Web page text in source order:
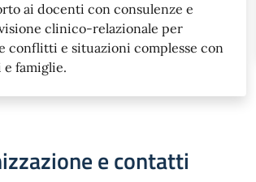
ai docenti con consulenze e
clinico-relazionale per
conflitti e situazioni complesse con
e famiglie.
e contatti